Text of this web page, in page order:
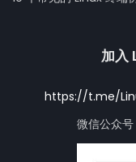
加入
https://t.me/
微信公众号